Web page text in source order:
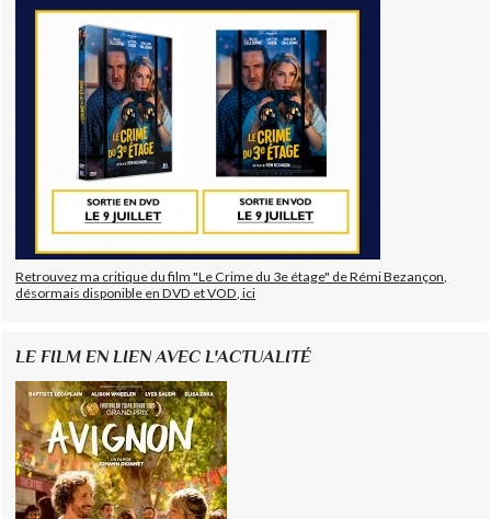
Retrouvez ma critique du film "Le Crime du 3e étage" de Rémi Bezançon,
désormais disponible en DVD et VOD, ici
LE FILM EN LIEN AVEC L'ACTUALITÉ